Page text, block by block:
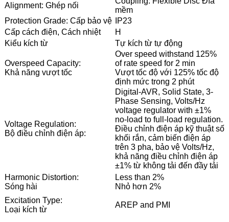
Alignment: Ghép nối
mềm
Protection Grade: Cấp bảo vệ
IP23
Cấp cách điện, Cách nhiệt
H
Kiểu kích từ
Tự kích từ tự động
Overspeed Capacity:
Khả năng vượt tốc
Over speed withstand 125%
of rate speed for 2 min
Vượt tốc độ với 125% tốc độ
định mức trong 2 phút
Voltage Regulation:
Bộ điều chỉnh điện áp:
Digital-AVR, Solid State, 3-
Phase Sensing, Volts/Hz
voltage regulator with ±1%
no-load to full-load regulation.
Điều chỉnh điện áp kỹ thuật số
khối rắn, cảm biến điện áp
trên 3 pha, bảo vệ Volts/Hz,
khả năng điều chỉnh điện áp
±1% từ không tải đến đầy tải
Harmonic Distortion:
Sóng hài
Less than 2%
Nhỏ hơn 2%
Excitation Type:
Loại kích từ
AREP and PMI